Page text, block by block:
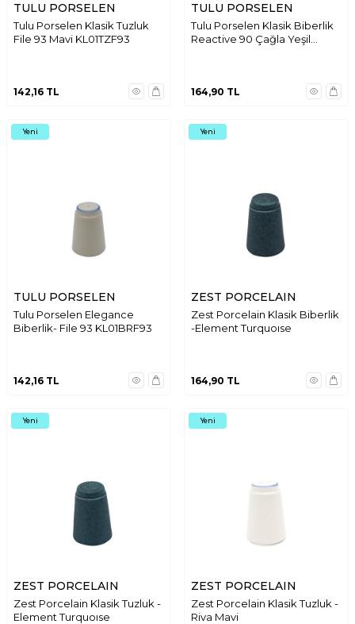
TULU PORSELEN
Tulu Porselen Klasik Tuzluk
File 93 Mavi KL01TZF93
142,16 TL
TULU PORSELEN
Tulu Porselen Klasik Biberlik
Reactive 90 Çağla Yeşil
164,90 TL
Yeni
TULU PORSELEN
Tulu Porselen Elegance
Biberlik- File 93 KL01BRF93
142,16 TL
Yeni
ZEST PORCELAIN
Zest Porcelain Klasik Biberlik
-Element Turquoıse
164,90 TL
Yeni
ZEST PORCELAIN
Zest Porcelain Klasik Tuzluk -
Element Turquoıse
Yeni
ZEST PORCELAIN
Zest Porcelain Klasik Tuzluk -
Riva Mavi